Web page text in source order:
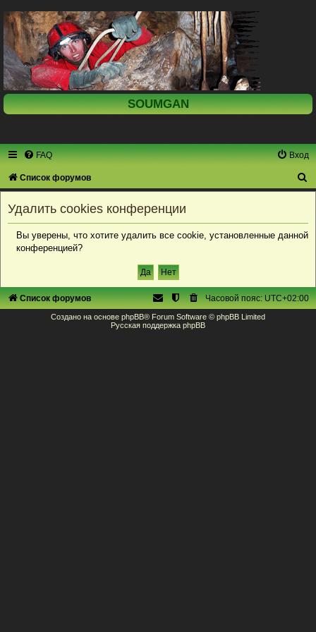
SOUMGAN
FAQ Вход
Список форумов
Удалить cookies конференции
Вы уверены, что хотите удалить все cookie, установленные данной
конференцией?
Список форумов Часовой пояс:UTC+02:00
Создано на основе phpBB® Forum Software © phpBB Limited
Русская поддержка phpBB